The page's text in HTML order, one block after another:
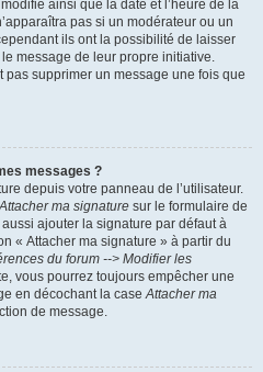
ainsi que la date et l’heure de la
pas si un modérateur ou un
ils ont la possibilité de laisser
message de leur propre initiative.
supprimer un message une fois que
messages ?
depuis votre panneau de l’utilisateur.
Attacher ma signature sur le formulaire de
ajouter la signature par défaut à
« Attacher ma signature » à partir du
du forum --> Modifier les
vous pourrez toujours empêcher une
en décochant la case Attacher ma
de message.